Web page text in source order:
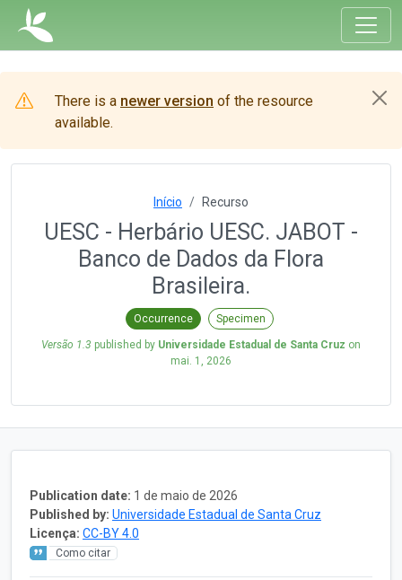
There is a newer version of the resource
available.
Início Recurso
UESC - Herbário UESC. JABOT -
Banco de Dados da Flora
Brasileira.
Occurrence Specimen
Versão 1.3 published by Universidade Estadual de Santa Cruz on
mai. 1, 2026
Publication date: 1 de maio de 2026
Published by: Universidade Estadual de Santa Cruz
Licença: CC-BY 4.0
Como citar